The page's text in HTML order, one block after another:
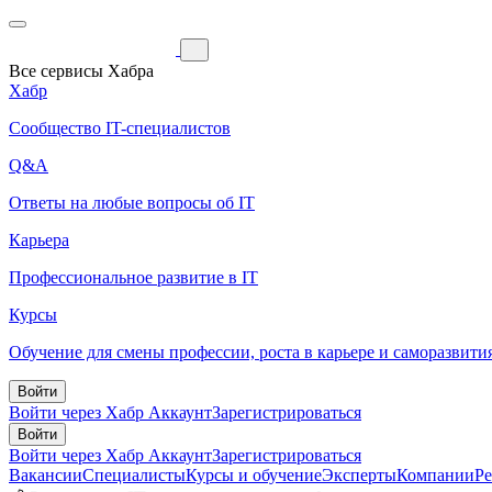
Все сервисы Хабра
Хабр
Сообщество IT-специалистов
Q&A
Ответы на любые вопросы об IT
Карьера
Профессиональное развитие в IT
Курсы
Обучение для смены профессии, роста в карьере и
Войти
Войти через Хабр АккаунтЗарегистрироваться
Войти
Войти через Хабр АккаунтЗарегистрироваться
ВакансииСпециалистыКурсы и обучениеЭкспертыКомпании